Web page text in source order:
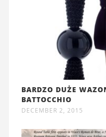
BARDZO DUŻE
BATTOCCHIO
DECEMBER 2, 2015